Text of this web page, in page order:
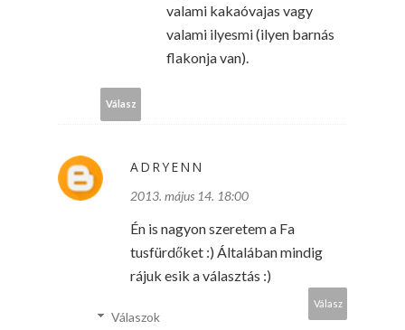
valami kakaóvajas vagy
valami ilyesmi (ilyen barnás
flakonja van).
Válasz
ADRYENN
2013. május 14. 18:00
Én is nagyon szeretem a Fa
tusfürdőket :) Általában mindig
rájuk esik a választás :)
Válasz
Válaszok